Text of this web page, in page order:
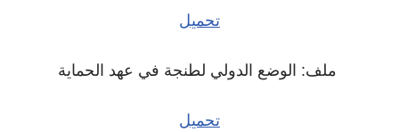
تحميل
ملف: الوضع الدولي لطنجة في عهد الحماية
تحميل